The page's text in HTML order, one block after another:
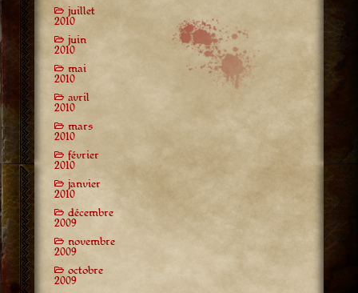
juillet
2010
juin
2010
mai
2010
avril
2010
mars
2010
février
2010
janvier
2010
décembre
2009
novembre
2009
octobre
2009